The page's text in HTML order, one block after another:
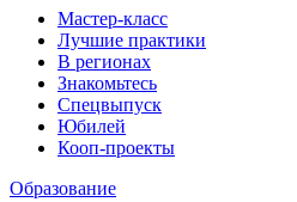
Мастер-класс
Лучшие практики
В регионах
Знакомьтесь
Спецвыпуск
Юбилей
Кооп-проекты
Образование